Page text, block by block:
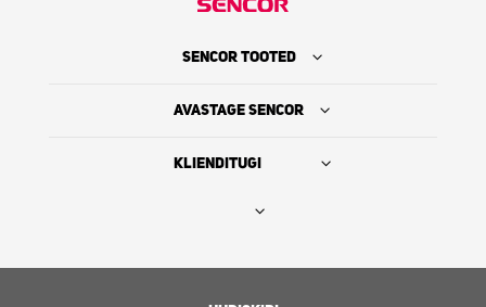
SENCOR TOOTED
AVASTAGE SENCOR
KLIENDITUGI